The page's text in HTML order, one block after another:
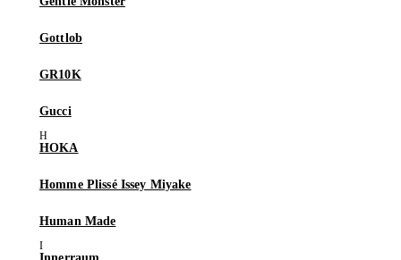
Gottlob
GR10K
Gucci
HOKA
Homme Plissé Issey Miyake
Human Made